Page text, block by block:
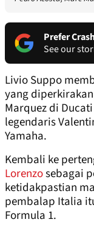
Prefer
See our
Livio Suppo
yang
Marquez di
legendaris
Yamaha.
Kembali ke
Lorenzosebagai
ketidakpastian
pembalap Italia
Formula 1.